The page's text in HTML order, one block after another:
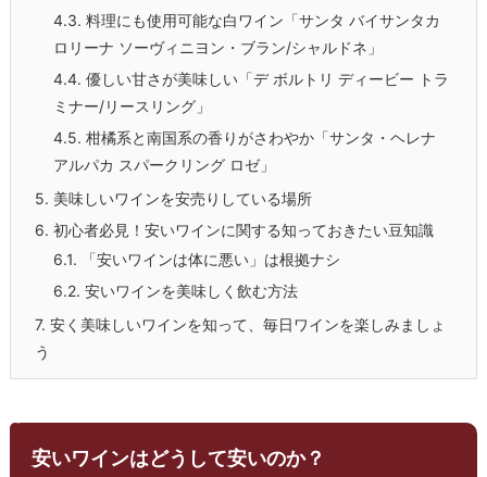
4.3. 料理にも使用可能な白ワイン「サンタ バイサンタカ
ロリーナ ソーヴィニヨン・ブラン/シャルドネ」
4.4. 優しい甘さが美味しい「デ ボルトリ ディービー トラ
ミナー/リースリング」
4.5. 柑橘系と南国系の香りがさわやか「サンタ・ヘレナ
アルパカ スパークリング ロゼ」
5. 美味しいワインを安売りしている場所
6. 初心者必見！安いワインに関する知っておきたい豆知識
6.1. 「安いワインは体に悪い」は根拠ナシ
6.2. 安いワインを美味しく飲む方法
7. 安く美味しいワインを知って、毎日ワインを楽しみましょ
う
安いワインはどうして安いのか？